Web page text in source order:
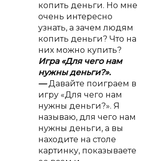
копить деньги. Но мне
очень интересно
узнать, а зачем людям
копить деньги? Что на
них можно купить?
Игра «Для чего нам
нужны деньги?».
—Давайте поиграем в
игру «Для чего нам
нужны деньги?». Я
называю, для чего нам
нужны деньги, а вы
находите на столе
картинку, показываете